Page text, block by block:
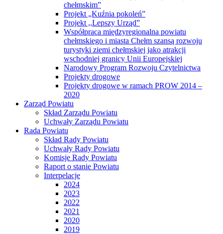
chełmskim”
Projekt „Kuźnia pokoleń”
Projekt ,,Lepszy Urząd”
Współpraca międzyregionalna powiatu
chełmskiego i miasta Chełm szansą rozwoju
turystyki ziemi chełmskiej jako atrakcji
wschodniej granicy Unii Europejskiej
Narodowy Program Rozwoju Czytelnictwa
Projekty drogowe
Projekty drogowe w ramach PROW 2014 –
2020
Zarząd Powiatu
Skład Zarządu Powiatu
Uchwały Zarządu Powiatu
Rada Powiatu
Skład Rady Powiatu
Uchwały Rady Powiatu
Komisje Rady Powiatu
Raport o stanie Powiatu
Interpelacje
2024
2023
2022
2021
2020
2019